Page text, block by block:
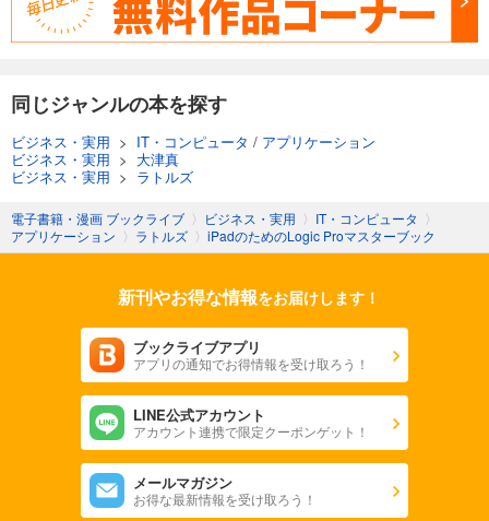
同じジャンルの本を探す
ビジネス・実用 > IT・コンピュータ / アプリケーション
ビジネス・実用 > 大津真
ビジネス・実用 > ラトルズ
電子書籍・漫画 ブックライブ 〉 ビジネス・実用 〉 IT・コンピュータ 〉
アプリケーション 〉 ラトルズ 〉 iPadのためのLogic Proマスターブック
新刊やお得な情報をお届けします！
ブックライブアプリ
アプリの通知でお得情報を受け取ろう！
LINE公式アカウント
アカウント連携で限定クーポンゲット！
メールマガジン
お得な最新情報を受け取ろう！